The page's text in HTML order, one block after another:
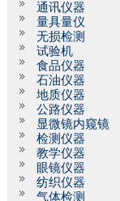
通讯仪器
量具量仪
无损检测
试验机
食品仪器
石油仪器
地质仪器
公路仪器
显微镜内窥镜
检测仪器
教学仪器
眼镜仪器
纺织仪器
气体检测